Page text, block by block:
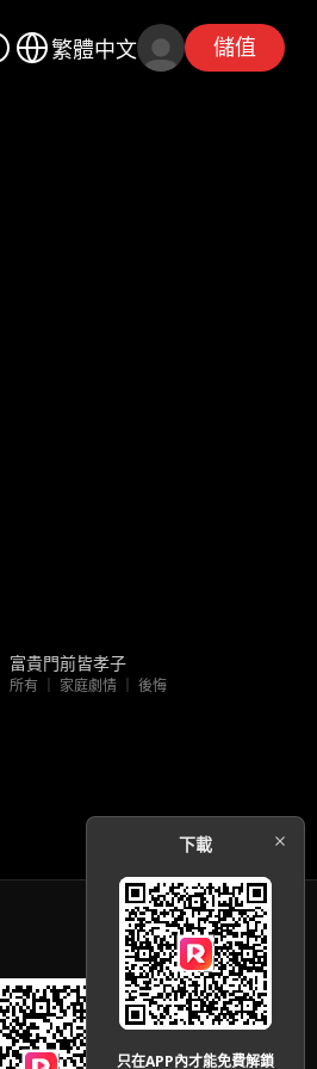
繁體中文 儲值
熱門趨勢
富貴門前皆孝子
所有 ｜ 家庭劇情 ｜ 後悔
下載
只在APP內才能免費解鎖